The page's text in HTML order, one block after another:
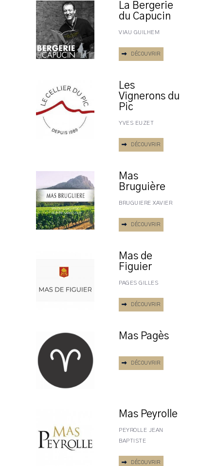
La Bergerie
du Capucin
VIAU GUILHEM
DÉCOUVRIR
Les
Vignerons du
Pic
YVES EUZET
DÉCOUVRIR
Mas
Bruguière
BRUGUIERE XAVIER
DÉCOUVRIR
Mas de
Figuier
PAGES GILLES
DÉCOUVRIR
Mas Pagès
DÉCOUVRIR
Mas Peyrolle
PEYROLLE JEAN
BAPTISTE
DÉCOUVRIR